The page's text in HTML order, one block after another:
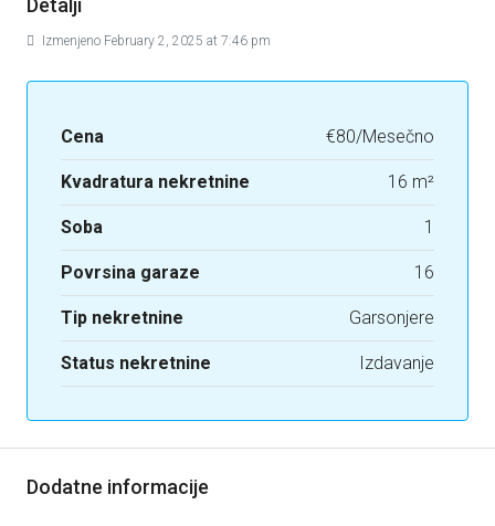
Detalji
Izmenjeno February 2, 2025 at 7:46 pm
Cena €80/Mesečno
Kvadratura nekretnine 16 m²
Soba 1
Povrsina garaze 16
Tip nekretnine Garsonjere
Status nekretnine Izdavanje
Dodatne informacije